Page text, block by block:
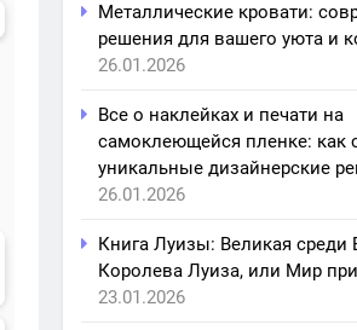
Металлические кровати:
решения для вашего уюта и
26.01.2026
Все о наклейках и печати на
самоклеющейся пленке: как
уникальные дизайнерские
26.01.2026
Книга Луизы: Великая среди
Королева Луиза, или Мир
23.01.2026